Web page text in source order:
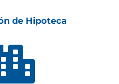
de Hipoteca